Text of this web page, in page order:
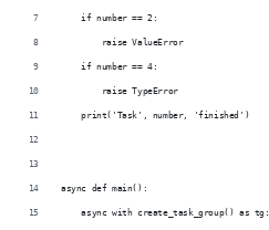
    if number == 2:
        raise ValueError
    if number == 4:
        raise TypeError
    print('Task', number, 'finished')
async def main():
    async with create_task_group() as tg: